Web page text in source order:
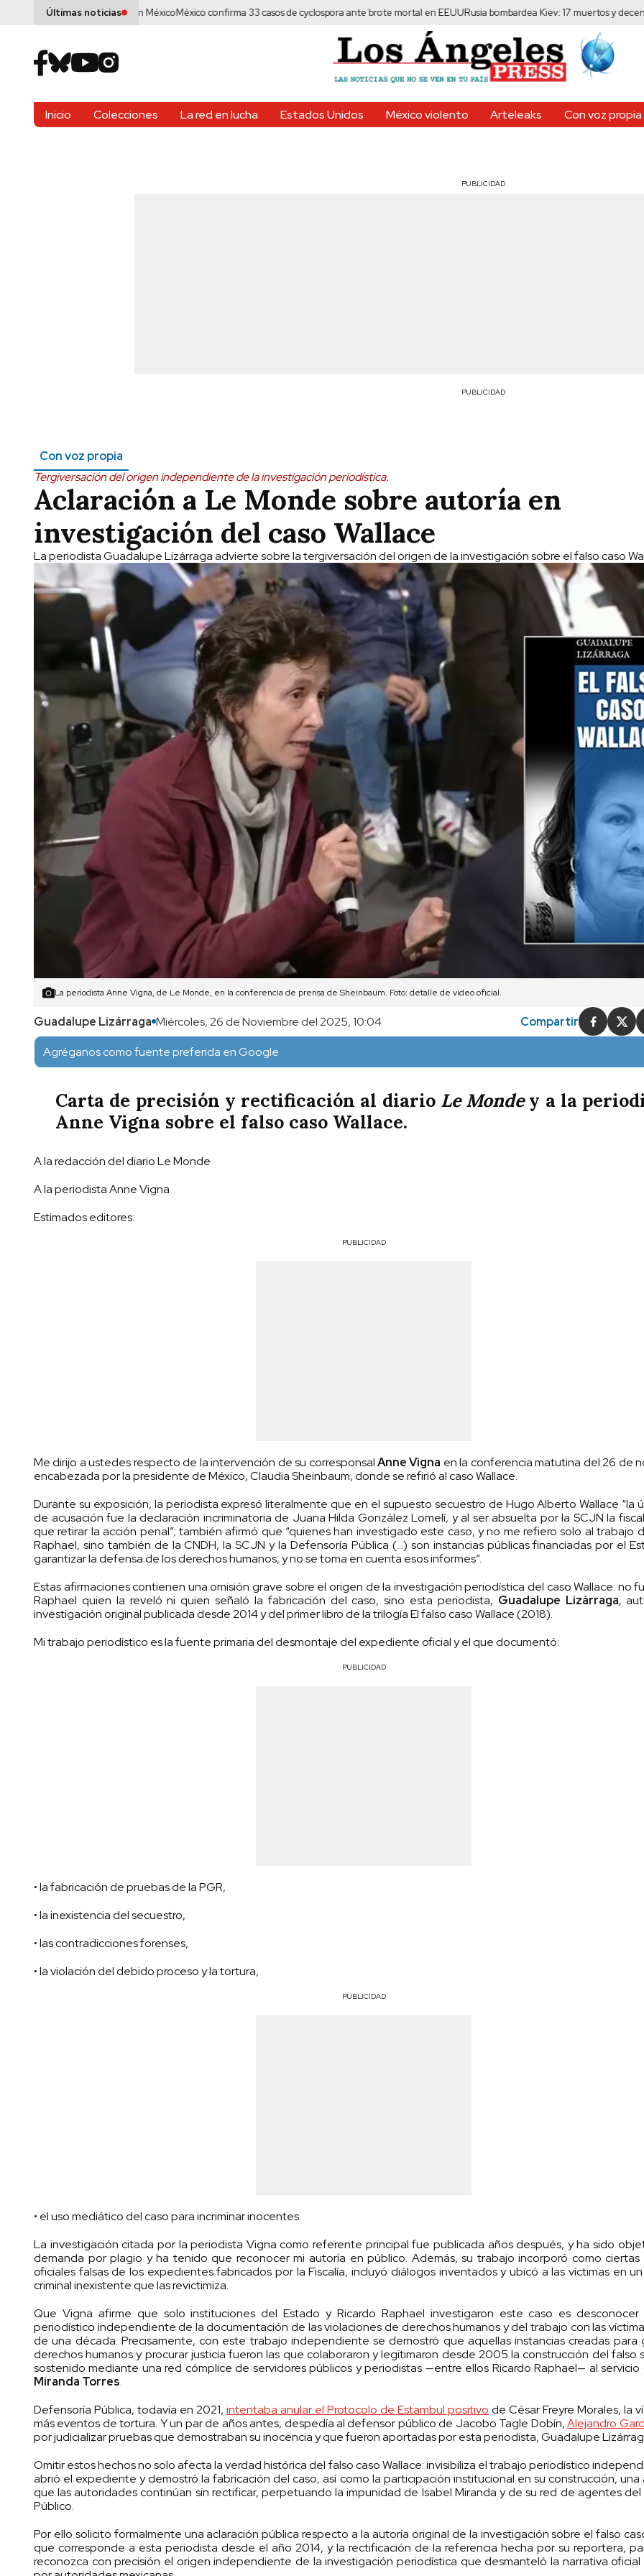
Últimas noticias
la puerta al fracking en MéxicoMéxico confirma 33 casos de cyclospora ante brote mortal en EEUURusia bombardea Kiev: 17 muertos y decenas de
Inicio Colecciones La red en lucha Estados Unidos México violento Arteleaks Con voz propia
PUBLICIDAD
PUBLICIDAD
Con voz propia
Tergiversación del origen independiente de la investigación periodística.
Aclaración a Le Monde sobre autoría en
investigación del caso Wallace
La periodista Guadalupe Lizárraga advierte sobre la tergiversación del origen de la investigación sobre el falso caso
La periodista Anne Vigna, de Le Monde, en la conferencia de prensa de Sheinbaum. Foto: detalle de video oficial.
Guadalupe Lizárraga Miércoles, 26 de Noviembre del 2025, 10:04 Compartir
Agréganos como fuente preferida en Google
Carta de precisión y rectificación al diario Le Mondey a la
Anne Vigna sobre el falso caso Wallace.
A la redacción del diario Le Monde
A la periodista Anne Vigna
Estimados editores:
PUBLICIDAD
Me dirijo a ustedes respecto de la intervención de su corresponsalAnne Vigna en la conferencia matutina del 26 de
encabezada por la presidente de México, Claudia Sheinbaum, donde se refirió al caso Wallace.
Durante su exposición, la periodista expresó literalmente que en el supuesto secuestro de Hugo Alberto Wallace “la
de acusación fue la declaración incriminatoria de Juana Hilda González Lomelí, y al ser absuelta por la SCJN la
que retirar la acción penal”; también afirmó que “quienes han investigado este caso, y no me refiero solo al trabajo
Raphael, sino también de la CNDH, la SCJN y la Defensoría Pública (…) son instancias públicas financiadas por el
garantizar la defensa de los derechos humanos, y no se toma en cuenta esos informes”.
Estas afirmaciones contienen una omisión grave sobre el origen de la investigación periodística del caso Wallace: no
Raphael quien la reveló ni quien señaló la fabricación del caso, sino esta periodista, Guadalupe Lizárraga,
investigación original publicada desde 2014 y del primer libro de la trilogía El falso caso Wallace (2018).
Mi trabajo periodístico es la fuente primaria del desmontaje del expediente oficial y el que documentó:
PUBLICIDAD
• la fabricación de pruebas de la PGR,
• la inexistencia del secuestro,
• las contradicciones forenses,
• la violación del debido proceso y la tortura,
PUBLICIDAD
• el uso mediático del caso para incriminar inocentes.
La investigación citada por la periodista Vigna como referente principal fue publicada años después, y ha sido
demanda por plagio y ha tenido que reconocer mi autoría en público. Además, su trabajo incorporó como ciertas
oficiales falsas de los expedientes fabricados por la Fiscalía, incluyó diálogos inventados y ubicó a las víctimas en
criminal inexistente que las revictimiza.
Que Vigna afirme que solo instituciones del Estado y Ricardo Raphael investigaron este caso es
periodístico independiente de la documentación de las violaciones de derechos humanos y del trabajo con las
de una década. Precisamente, con este trabajo independiente se demostró que aquellas instancias creadas para
derechos humanos y procurar justicia fueron las que colaboraron y legitimaron desde 2005 la construcción del falso
sostenido mediante una red cómplice de servidores públicos y periodistas —entre ellos Ricardo Raphael— al
Miranda Torres.
Defensoría Pública, todavía en 2021, intentaba anular el Protocolo de Estambul positivo de César Freyre Morales, la
más eventos de tortura. Y un par de años antes, despedía al defensor público de Jacobo Tagle Dobín,Alejandro
por judicializar pruebas que demostraban su inocencia y que fueron aportadas por esta periodista, Guadalupe
Omitir estos hechos no solo afecta la verdad histórica del falso caso Wallace: invisibiliza el trabajo periodístico
abrió el expediente y demostró la fabricación del caso, así como la participación institucional en su construcción, una
que las autoridades continúan sin rectificar, perpetuando la impunidad de Isabel Miranda y de su red de agentes del
Público.
Por ello solicito formalmente una aclaración pública respecto a la autoría original de la investigación sobre el falso
que corresponde a esta periodista desde el año 2014, y la rectificación de la referencia hecha por su reportera,
reconozca con precisión el origen independiente de la investigación periodística que desmanteló la narrativa